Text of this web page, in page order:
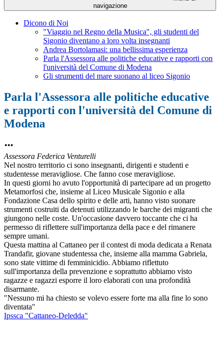
navigazione
Dicono di Noi
"Viaggio nel Regno della Musica", gli studenti del
Sigonio diventano a loro volta insegnanti
Andrea Bortolamasi: una bellissima esperienza
Parla l'Assessora alle politiche educative e rapporti con
l'università del Comune di Modena
Gli strumenti del mare suonano al liceo Sigonio
Parla l'Assessora alle politiche educative
e rapporti con l'università del Comune di
Modena
Assessora Federica Venturelli
Nel nostro territorio ci sono insegnanti, dirigenti e studenti e
studentesse meravigliose. Che fanno cose meravigliose.
In questi giorni ho avuto l'opportunità di partecipare ad un progetto
Metamorfosi che, insieme al Liceo Musicale Sigonio e alla
Fondazione Casa dello spirito e delle arti, hanno visto suonare
strumenti costruiti da detenuti utilizzando le barche dei migranti che
giungono nelle coste. Un'occasione davvero toccante che ci ha
permesso di riflettere sull'importanza della pace e del rimanere
sempre umani.
Questa mattina al Cattaneo per il contest di moda dedicata a Renata
Trandafir, giovane studentessa che, insieme alla mamma Gabriela,
sono state vittime di femminicidio. Abbiamo riflettuto
sull'importanza della prevenzione e soprattutto abbiamo visto
ragazze e ragazzi esporre il loro elaborati con una profondità
disarmante.
"Nessuno mi ha chiesto se volevo essere forte ma alla fine lo sono
diventata"
Ipssca "Cattaneo-Deledda"